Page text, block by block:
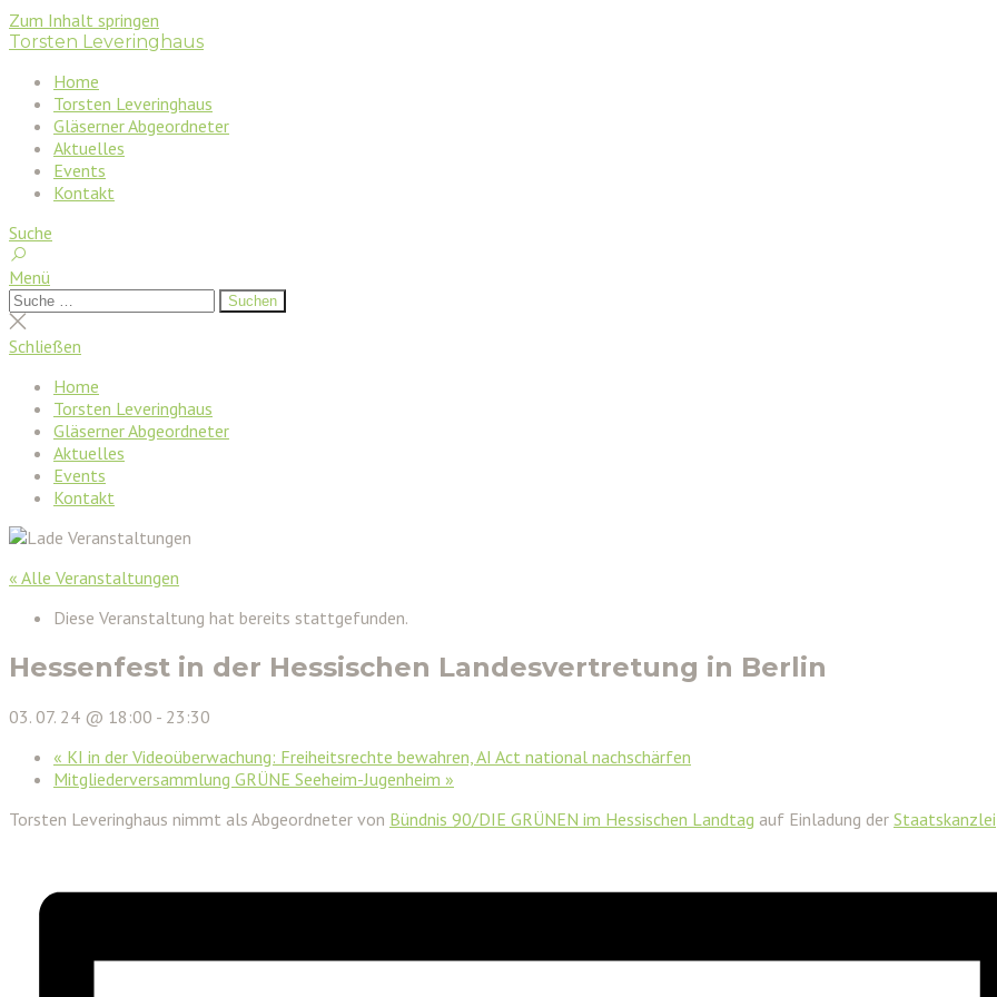
Zum Inhalt springen
Torsten Leveringhaus
Home
Torsten Leveringhaus
Gläserner Abgeordneter
Aktuelles
Events
Kontakt
Suche
Menü
Suchen
nach:
Suchen
Suche
schließen
Schließen
Home
Torsten Leveringhaus
Gläserner Abgeordneter
Aktuelles
Events
Kontakt
« Alle Veranstaltungen
Diese Veranstaltung hat bereits stattgefunden.
Hessenfest in der Hessischen Landesvertretung in Berlin
03. 07. 24 @ 18:00 - 23:30
« KI in der Videoüberwachung: Freiheitsrechte bewahren, AI Act national nachschärfen
Mitgliederversammlung GRÜNE Seeheim-Jugenheim »
Torsten Leveringhaus nimmt als Abgeordneter von Bündnis 90/DIE GRÜNEN im Hessischen Landtag auf Einladung der Staatskanzlei